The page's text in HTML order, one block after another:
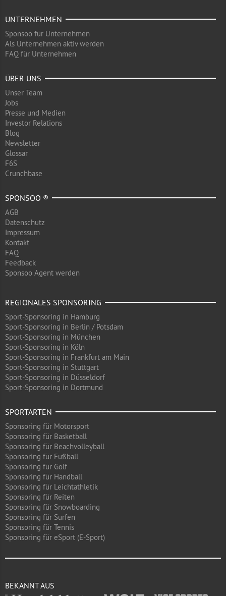
UNTERNEHMEN
Sponsoo für Unternehmen
Als Unternehmen aktiv werden
FAQ für Unternehmen
ÜBER UNS
Unser Team
Jobs
Presse und Medien
Investor Relations
Blog
Newsletter
Glossar
F6S
Crunchbase
SPONSOO ®
AGB
Datenschutz
Impressum
Kontakt
FAQ
Feedback
Sponsoo Agent werden
REGIONALES SPONSORING
Sport-Sponsoring in Hamburg
Sport-Sponsoring in Berlin / Potsdam
Sport-Sponsoring in München
Sport-Sponsoring in Köln
Sport-Sponsoring in Frankfurt am Main
Sport-Sponsoring in Stuttgart
Sport-Sponsoring in Düsseldorf
Sport-Sponsoring in Dortmund
SPORTARTEN
Sponsoring für Motorsport
Sponsoring für Basketball
Sponsoring für Beachvolleyball
Sponsoring für Fußball
Sponsoring für Golf
Sponsoring für Handball
Sponsoring für Leichtathletik
Sponsoring für Reiten
Sponsoring für Snowboarding
Sponsoring für Surfen
Sponsoring für Tennis
Sponsoring für eSport (E-Sport)
BEKANNT AUS